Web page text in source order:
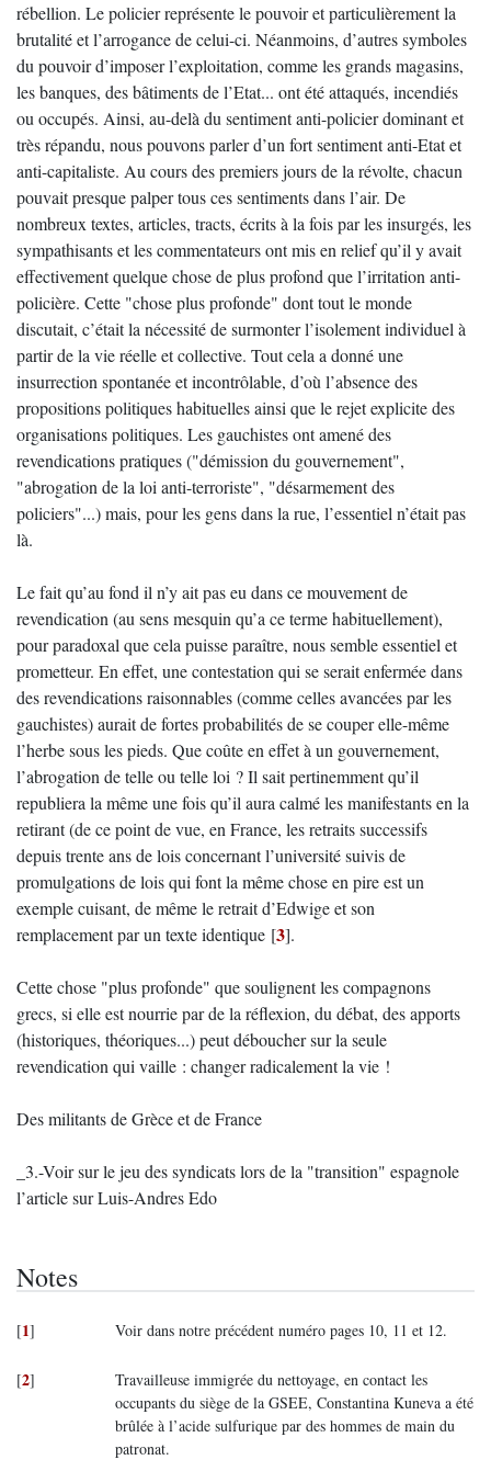
rébellion. Le policier représente le pouvoir et particulièrement la
brutalité et l’arrogance de celui-ci. Néanmoins, d’autres symboles
du pouvoir d’imposer l’exploitation, comme les grands magasins,
les banques, des bâtiments de l’Etat... ont été attaqués, incendiés
ou occupés. Ainsi, au-delà du sentiment anti-policier dominant et
très répandu, nous pouvons parler d’un fort sentiment anti-Etat et
anti-capitaliste. Au cours des premiers jours de la révolte, chacun
pouvait presque palper tous ces sentiments dans l’air. De
nombreux textes, articles, tracts, écrits à la fois par les insurgés, les
sympathisants et les commentateurs ont mis en relief qu’il y avait
effectivement quelque chose de plus profond que l’irritation anti-
policière. Cette "chose plus profonde" dont tout le monde
discutait, c’était la nécessité de surmonter l’isolement individuel à
partir de la vie réelle et collective. Tout cela a donné une
insurrection spontanée et incontrôlable, d’où l’absence des
propositions politiques habituelles ainsi que le rejet explicite des
organisations politiques. Les gauchistes ont amené des
revendications pratiques ("démission du gouvernement",
"abrogation de la loi anti-terroriste", "désarmement des
policiers"...) mais, pour les gens dans la rue, l’essentiel n’était pas
là.
Le fait qu’au fond il n’y ait pas eu dans ce mouvement de
revendication (au sens mesquin qu’a ce terme habituellement),
pour paradoxal que cela puisse paraître, nous semble essentiel et
prometteur. En effet, une contestation qui se serait enfermée dans
des revendications raisonnables (comme celles avancées par les
gauchistes) aurait de fortes probabilités de se couper elle-même
l’herbe sous les pieds. Que coûte en effet à un gouvernement,
l’abrogation de telle ou telle loi ? Il sait pertinemment qu’il
republiera la même une fois qu’il aura calmé les manifestants en la
retirant (de ce point de vue, en France, les retraits successifs
depuis trente ans de lois concernant l’université suivis de
promulgations de lois qui font la même chose en pire est un
exemple cuisant, de même le retrait d’Edwige et son
remplacement par un texte identique [3].
Cette chose "plus profonde" que soulignent les compagnons
grecs, si elle est nourrie par de la réflexion, du débat, des apports
(historiques, théoriques...) peut déboucher sur la seule
revendication qui vaille : changer radicalement la vie !
Des militants de Grèce et de France
_3.-Voir sur le jeu des syndicats lors de la "transition" espagnole
l’article sur Luis-Andres Edo
Notes
[1] Voir dans notre précédent numéro pages 10, 11 et 12.
[2]
Travailleuse immigrée du nettoyage, en contact les
occupants du siège de la GSEE, Constantina Kuneva a été
brûlée à l’acide sulfurique par des hommes de main du
patronat.